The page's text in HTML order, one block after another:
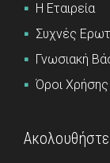
Η Εταιρεία
Συχνές
Γνωσιακή
Όροι Χρήσης